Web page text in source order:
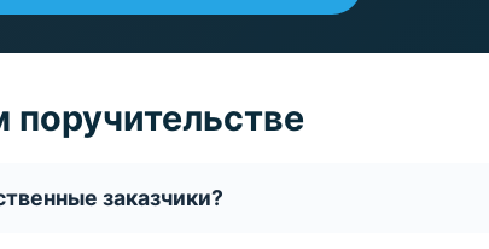
заказчики?